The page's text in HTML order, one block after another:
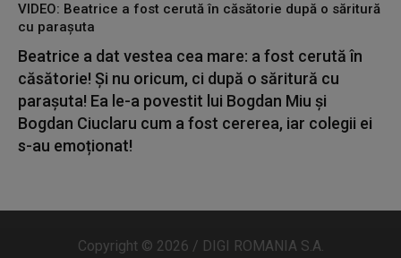
VIDEO: Beatrice a fost cerută în căsătorie după o săritură
cu parașuta
Beatrice a dat vestea cea mare: a fost cerută în
căsătorie! Și nu oricum, ci după o săritură cu
parașuta! Ea le-a povestit lui Bogdan Miu și
Bogdan Ciuclaru cum a fost cererea, iar colegii ei
s-au emoționat!
Copyright © 2026 / DIGI ROMANIA S.A.